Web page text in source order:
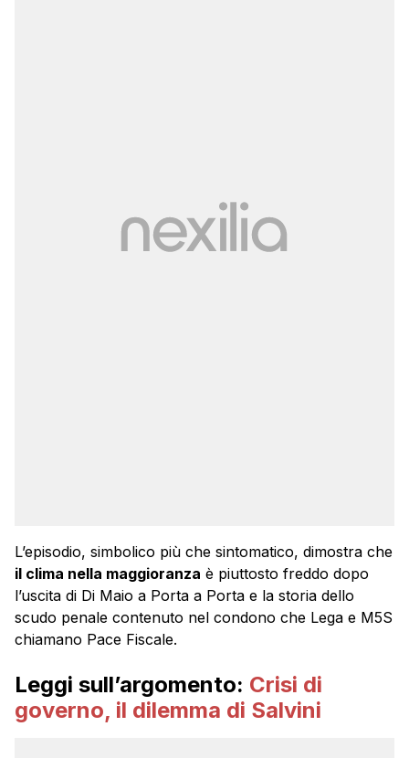
L’episodio, simbolico più che sintomatico, dimostra che
il clima nella maggioranza è piuttosto freddo dopo
l’uscita di Di Maio a Porta a Porta e la storia dello
scudo penale contenuto nel condono che Lega e M5S
chiamano Pace Fiscale.
Leggi sull’argomento: Crisi di
governo, il dilemma di Salvini